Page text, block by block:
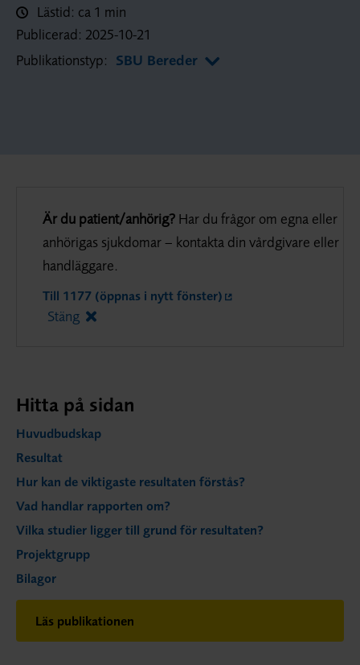
Lästid: ca 1 min
Publicerad: 2025-10-21
Publikationstyp: SBU Bereder
Är du patient/anhörig? Har du frågor om egna eller
anhörigas sjukdomar – kontakta din vårdgivare eller
handläggare.
Till 1177 (öppnas i nytt fönster)
Stäng
Hitta på sidan
Huvudbudskap
Resultat
Hur kan de viktigaste resultaten förstås?
Vad handlar rapporten om?
Vilka studier ligger till grund för resultaten?
Projektgrupp
Bilagor
Läs publikationen